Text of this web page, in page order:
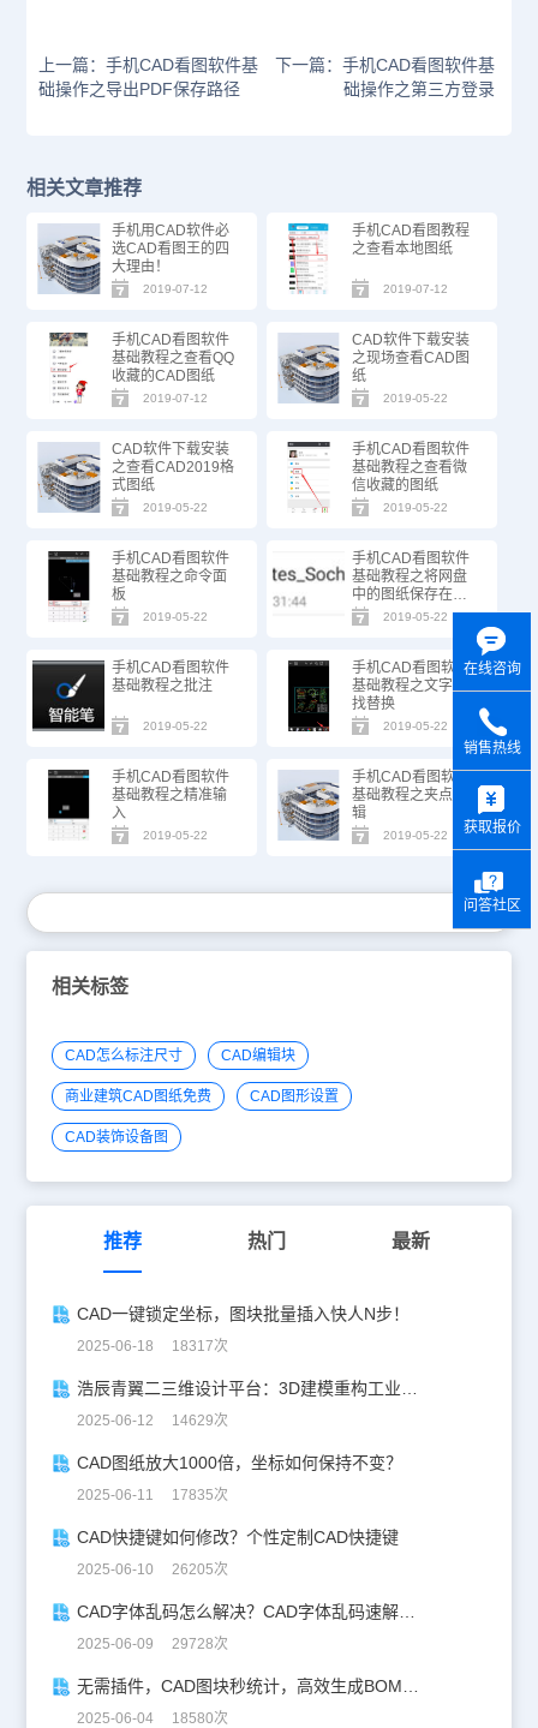
上一篇：手机CAD看图软件基
础操作之导出PDF保存路径
下一篇：手机CAD看图软件基
础操作之第三方登录
相关文章推荐
手机用CAD软件必
选CAD看图王的四
大理由！
2019-07-12
手机CAD看图教程
之查看本地图纸
2019-07-12
手机CAD看图软件
基础教程之查看QQ
收藏的CAD图纸
2019-07-12
CAD软件下载安装
之现场查看CAD图
纸
2019-05-22
CAD软件下载安装
之查看CAD2019格
式图纸
2019-05-22
手机CAD看图软件
基础教程之查看微
信收藏的图纸
2019-05-22
手机CAD看图软件
基础教程之命令面
板
2019-05-22
手机CAD看图软件
基础教程之将网盘
中的图纸保存在本
地
2019-05-22
手机CAD看图软件
基础教程之批注
2019-05-22
手机CAD看图软件
基础教程之文字查
找替换
2019-05-22
手机CAD看图软件
基础教程之精准输
入
2019-05-22
手机CAD看图软件
基础教程之夹点编
辑
2019-05-22
相关标签
CAD怎么标注尺寸 CAD编辑块
商业建筑CAD图纸免费 CAD图形设置
CAD装饰设备图
推荐 热门 最新
CAD一键锁定坐标，图块批量插入快人N步！
2025-06-18 18317次
2025-06-12 14629次
CAD图纸放大1000倍，坐标如何保持不变？
2025-06-11 17835次
CAD快捷键如何修改？个性定制CAD快捷键
2025-06-10 26205次
CAD字体乱码怎么解决？CAD字体乱码速解指南
2025-06-09 29728次
2025-06-04 18580次
在线咨询
销售热线
获取报价
问答社区